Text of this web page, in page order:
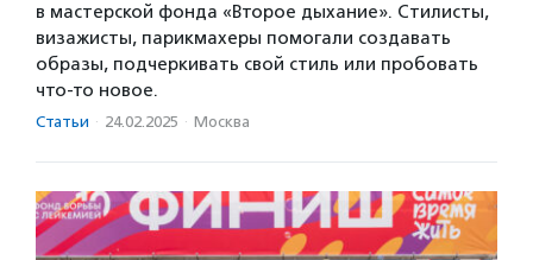
в мастерской фонда «Второе дыхание». Стилисты,
визажисты, парикмахеры помогали создавать
образы, подчеркивать свой стиль или пробовать
что-то новое.
Статьи · 24.02.2025 · Москва